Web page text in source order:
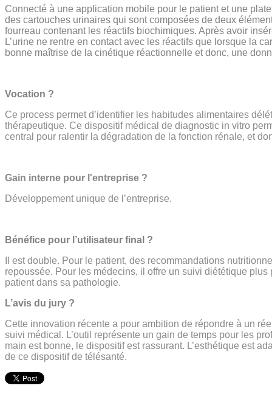
Connecté à une application mobile pour le patient et une
des cartouches urinaires qui sont composées de deux
fourreau contenant les réactifs biochimiques. Après avoir
L’urine ne rentre en contact avec les réactifs que lorsque la
bonne maîtrise de la cinétique réactionnelle et donc, une
Vocation ?
Ce process permet d’identifier les habitudes alimentaires
thérapeutique. Ce dispositif médical de diagnostic in vitro
central pour ralentir la dégradation de la fonction rénale, et
Gain interne pour l'entreprise ?
Développement unique de l’entreprise.
Bénéfice pour l’utilisateur final ?
Il est double. Pour le patient, des recommandations
repoussée. Pour les médecins, il offre un suivi diététique
patient dans sa pathologie.
L’avis du jury ?
Cette innovation récente a pour ambition de répondre à un
suivi médical. L’outil représente un gain de temps pour les
main est bonne, le dispositif est rassurant. L’esthétique est
de ce dispositif de télésanté.